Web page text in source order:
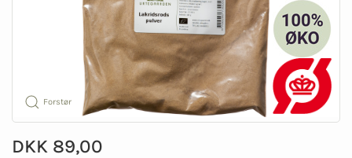
Forstør
DKK 89,00